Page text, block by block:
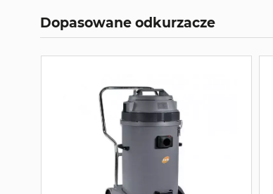
Dopasowane odkurzacze